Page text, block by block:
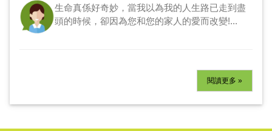
生命真係好奇妙，當我以為我的人生路已走到盡
頭的時候，卻因為您和您的家人的愛而改變!...
閱讀更多 »